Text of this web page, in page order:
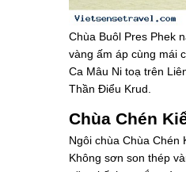
Chùa Buôl Pres Phek
vàng ấm áp cùng mái
Ca Mâu Ni toạ trên
Thần Điểu Krud.
Chùa Chén
Ngôi chùa Chùa
Không sơn son thép